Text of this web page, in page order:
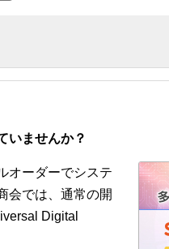
ませんか？
オーダーでシステ
会では、通常の開
Digital